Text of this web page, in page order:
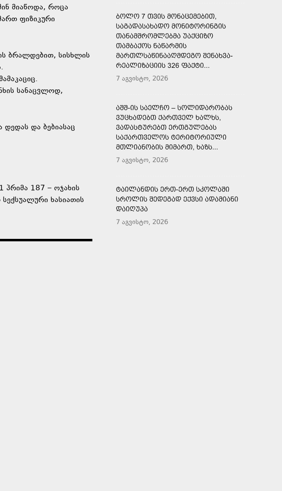
მიაწოდა, როცა
ფიზიკური
ბრალდებით, სისხლის
სანაცვლოდ,
და ბებიასაც
პრიმა 187 – ოჯახის
ხასიათის
ᲑᲝᲚᲝ 7 ᲗᲕᲘᲡ ᲛᲝᲜᲐᲪᲔᲛᲔᲑᲘᲗ,
ᲡᲐᲒᲐᲓᲐᲡᲐᲮᲐᲓᲝ ᲛᲝᲜᲘᲢᲝᲠᲘᲜᲒᲘᲡ
ᲗᲐᲜᲐᲛᲨᲠᲝᲛᲚᲔᲑᲛᲐ ᲣᲐᲥᲪᲘᲖᲝ
ᲗᲐᲛᲑᲐᲥᲝᲡ ᲜᲐᲬᲐᲠᲛᲘᲡ
ᲛᲐᲠᲗᲚᲡᲐᲬᲘᲜᲐᲐᲦᲛᲓᲔᲒᲝ ᲨᲔᲜᲐᲮᲕᲐ-
ᲠᲔᲐᲚᲘᲖᲐᲪᲘᲘᲡ 326 ᲤᲐᲥᲢᲘ...
7 აგვისტო, 2026
ᲐᲨᲨ-ᲘᲡ ᲡᲐᲔᲚᲩᲝ – ᲡᲝᲚᲘᲓᲐᲠᲝᲑᲐᲡ
ᲕᲣᲪᲮᲐᲓᲔᲑᲗ ᲥᲐᲠᲗᲕᲔᲚ ᲮᲐᲚᲮᲡ,
ᲕᲐᲓᲐᲡᲢᲣᲠᲔᲑᲗ ᲔᲠᲗᲒᲣᲚᲔᲑᲐᲡ
ᲡᲐᲥᲐᲠᲗᲕᲔᲚᲝᲡ ᲢᲔᲠᲘᲢᲝᲠᲘᲣᲚᲘ
ᲛᲗᲚᲘᲐᲜᲝᲑᲘᲡ ᲛᲘᲛᲐᲠᲗ, ᲮᲐᲖᲡ...
7 აგვისტო, 2026
ᲢᲐᲘᲚᲐᲜᲓᲘᲡ ᲔᲠᲗ-ᲔᲠᲗ ᲡᲙᲝᲚᲐᲨᲘ
ᲡᲠᲝᲚᲘᲡ ᲨᲔᲓᲔᲒᲐᲓ ᲔᲥᲕᲡᲘ ᲐᲓᲐᲛᲘᲐᲜᲘ
ᲓᲐᲘᲦᲣᲞᲐ
7 აგვისტო, 2026